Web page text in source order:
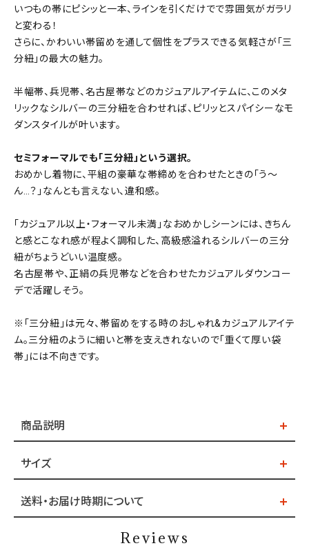
いつもの帯にピシッと一本、ラインを引くだけでで雰囲気がガラリ
と変わる！
さらに、かわいい帯留めを通して個性をプラスできる気軽さが「三
分紐」の最大の魅力。
半幅帯、兵児帯、名古屋帯などのカジュアルアイテムに、このメタ
リックなシルバーの三分紐を合わせれば、ピリッとスパイシーなモ
ダンスタイルが叶います。
セミフォーマルでも「三分紐」という選択。
おめかし着物に、平組の豪華な帯締めを合わせたときの「う～
ん…？」なんとも言えない、違和感。
「カジュアル以上・フォーマル未満」なおめかしシーンには、きちん
と感とこなれ感が程よく調和した、高級感溢れるシルバーの三分
紐がちょうどいい温度感。
名古屋帯や、正絹の兵児帯などを合わせたカジュアルダウンコー
デで活躍しそう。
※「三分紐」は元々、帯留めをする時のおしゃれ&カジュアルアイテ
ム。三分紐のように細いと帯を支えきれないので「重くて厚い袋
帯」には不向きです。
商品説明
サイズ
送料・お届け時期について
Reviews